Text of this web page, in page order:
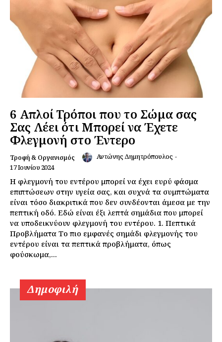
6 Απλοί Τρόποι που το Σώμα σας
Σας Λέει ότι Μπορεί να Έχετε
Φλεγμονή στο Έντερο
Τροφή & Οργανισμός Αντώνης Δημητρόπουλος -
17 Ιουνίου 2024
Η φλεγμονή του εντέρου μπορεί να έχει ευρύ φάσμα
επιπτώσεων στην υγεία σας, και συχνά τα συμπτώματα
είναι τόσο διακριτικά που δεν συνδέονται άμεσα με την
πεπτική οδό. Εδώ είναι έξι λεπτά σημάδια που μπορεί
να υποδεικνύουν φλεγμονή του εντέρου. 1. Πεπτικά
Προβλήματα Το πιο εμφανές σημάδι φλεγμονής του
εντέρου είναι τα πεπτικά προβλήματα, όπως
φούσκωμα,...
Δημοφιλή